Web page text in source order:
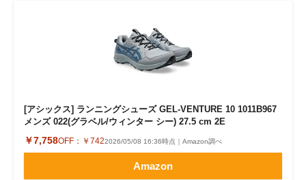
[アシックス] ランニングシューズ GEL-VENTURE 10 1011B967
メンズ 022(グラベル/ウィンター シー) 27.5 cm 2E
￥7,758OFF： ￥7422026/05/08 16:36時点｜Amazon調べ
Amazon